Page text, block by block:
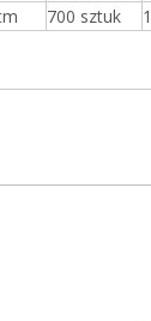
700 sztuk